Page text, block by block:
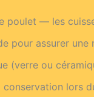
poulet — les
pour assurer
(verre ou
lors